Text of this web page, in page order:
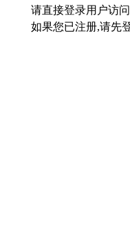
请直接登录用户访
如果您已注册,请先